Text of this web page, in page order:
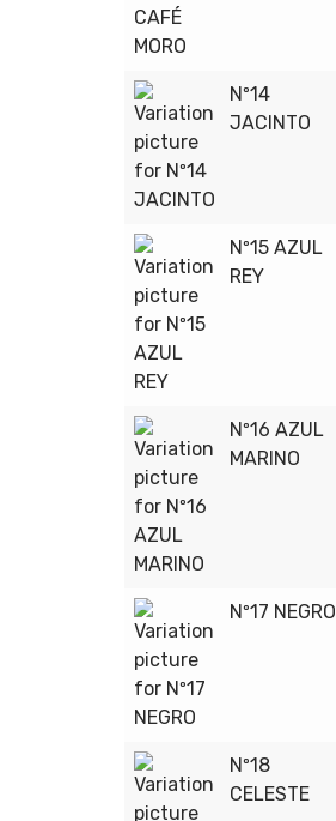
Nº14
JACINTO
Nº15 AZUL
REY
Nº16 AZUL
MARINO
Nº17 NEGRO
Nº18
CELESTE